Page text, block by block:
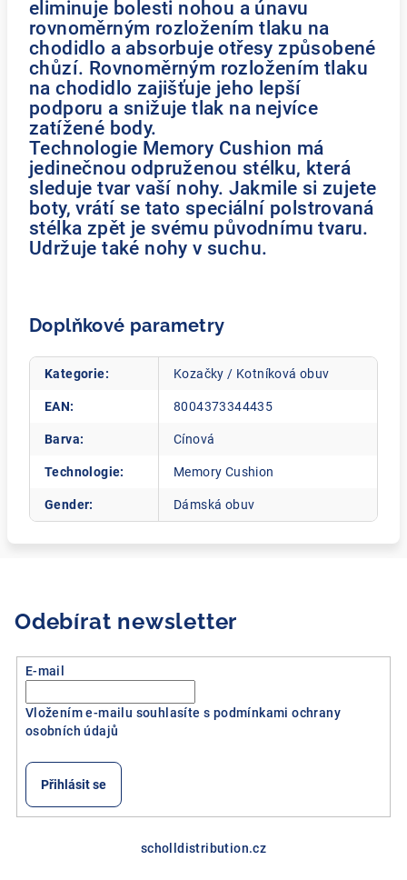
eliminuje bolesti nohou a únavu
rovnoměrným rozložením tlaku na
chodidlo a absorbuje otřesy způsobené
chůzí. Rovnoměrným rozložením tlaku
na chodidlo zajišťuje jeho lepší
podporu a snižuje tlak na nejvíce
zatížené body.
Technologie Memory Cushion má
jedinečnou odpruženou stélku, která
sleduje tvar vaší nohy. Jakmile si zujete
boty, vrátí se tato speciální polstrovaná
stélka zpět je svému původnímu tvaru.
Udržuje také nohy v suchu.
Doplňkové parametry
Kategorie: Kozačky / Kotníková obuv
EAN: 8004373344435
Barva: Cínová
Technologie: Memory Cushion
Gender: Dámská obuv
Odebírat newsletter
E-mail
Vložením e-mailu souhlasíte s podmínkami ochrany
osobních údajů
Přihlásit se
scholldistribution.cz